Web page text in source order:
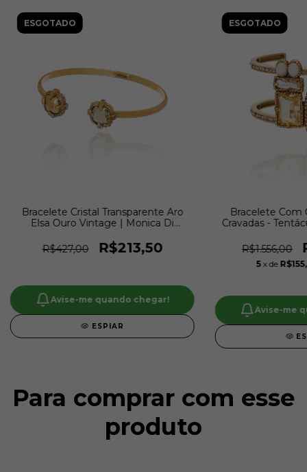
ESGOTADO
Bracelete Cristal Transparente Aro
Elsa Ouro Vintage | Monica Di
R$427,00
R$213,50
Avise-me quando chegar!
ESPIAR
ESGOTADO
Bracelete Com
Cravadas -
R$1.556,00
5 x de
Avise-me
Para comprar com esse
produto